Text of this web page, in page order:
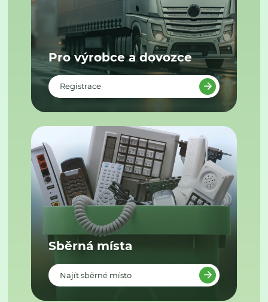
Pro výrobce a dovozce
Registrace
Sběrná místa
Najít sběrné místo